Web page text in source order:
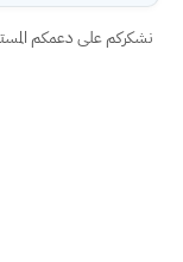
نشكركم على دعمكم